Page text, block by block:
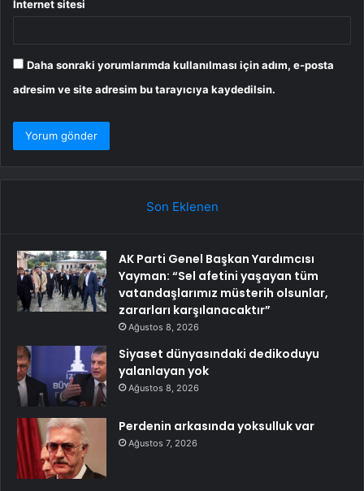
İnternet sitesi
Daha sonraki yorumlarımda kullanılması için adım, e-posta
adresim ve site adresim bu tarayıcıya kaydedilsin.
Son Eklenen
AK Parti Genel Başkan Yardımcısı
Yayman: “Sel afetini yaşayan tüm
vatandaşlarımız müsterih olsunlar,
zararları karşılanacaktır”
Ağustos 8, 2026
Siyaset dünyasındaki dedikoduyu
yalanlayan yok
Ağustos 8, 2026
Perdenin arkasında yoksulluk var
Ağustos 7, 2026